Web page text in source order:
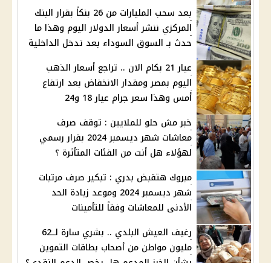
بعد سحب المليارات من 26 بنكاً بقرار البنك
المركزي ننشر أسعار الدولار اليوم وهذا ما
حدث بـ السوق السوداء بعد تدخل الداخلية
عيار 21 بكام الان .. تراجع أسعار الذهب
اليوم بمصر ومقدار الانخفاض بعد ارتفاع
أمس وهذا سعر جرام عيار 18 و24
خبر مش حلو للملايين : توقف صرف
معاشات شهر ديسمبر 2024 بقرار رسمي
لهؤلاء هل أنت من الفئات المتأثرة ؟
مبروك هتقبض بدري : تبكير صرف مرتبات
شهر ديسمبر 2024 وموعد زيادة الحد
الأدنى للمعاشات وفقاً للتأمينات
رغيف العيش البلدي .. بشري سارة لــ62
مليون مواطن من أصحاب بطاقات التموين